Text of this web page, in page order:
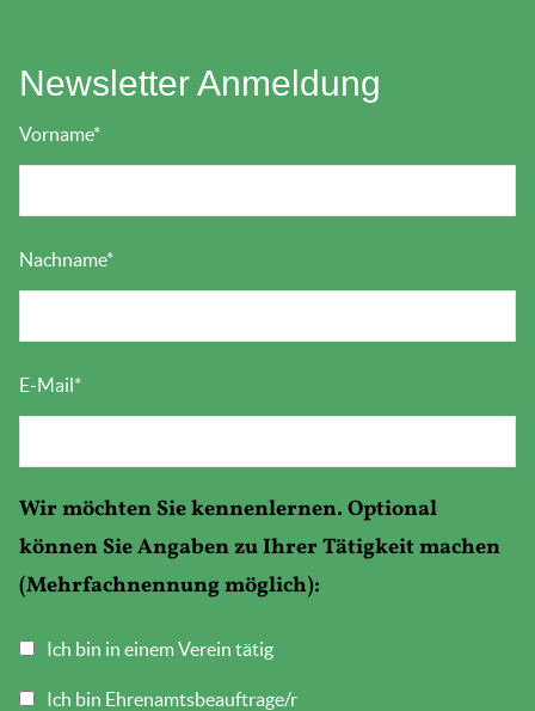
Newsletter Anmeldung
Vorname*
Nachname*
E-Mail*
Wir möchten Sie kennenlernen. Optional
können Sie Angaben zu Ihrer Tätigkeit machen
(Mehrfachnennung möglich):
Ich bin in einem Verein tätig
Ich bin Ehrenamtsbeauftrage/r